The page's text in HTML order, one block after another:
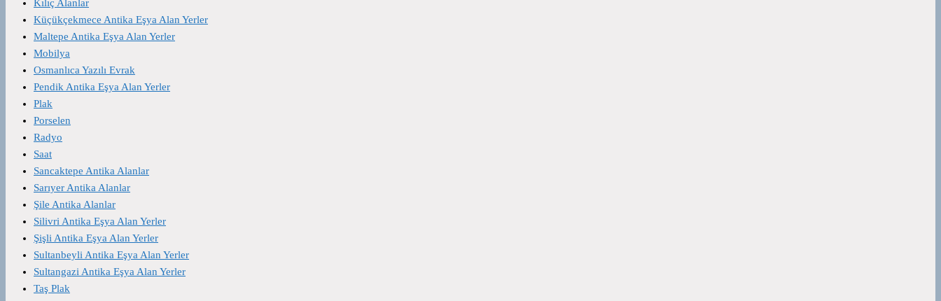
Kılıç Alanlar
Küçükçekmece Antika Eşya Alan Yerler
Maltepe Antika Eşya Alan Yerler
Mobilya
Osmanlıca Yazılı Evrak
Pendik Antika Eşya Alan Yerler
Plak
Porselen
Radyo
Saat
Sancaktepe Antika Alanlar
Sarıyer Antika Alanlar
Şile Antika Alanlar
Silivri Antika Eşya Alan Yerler
Şişli Antika Eşya Alan Yerler
Sultanbeyli Antika Eşya Alan Yerler
Sultangazi Antika Eşya Alan Yerler
Taş Plak